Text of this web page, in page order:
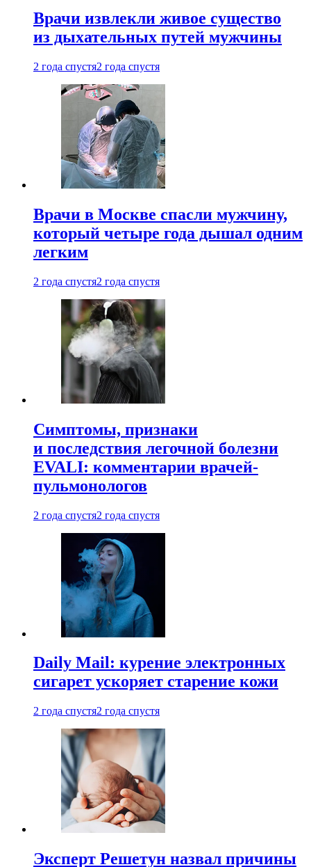
Врачи извлекли живое существо
из дыхательных путей мужчины
2 года спустя2 года спустя
Врачи в Москве спасли мужчину,
который четыре года дышал одним
легким
2 года спустя2 года спустя
Симптомы, признаки
и последствия легочной болезни
EVALI: комментарии врачей-
пульмонологов
2 года спустя2 года спустя
Daily Mail: курение электронных
сигарет ускоряет старение кожи
2 года спустя2 года спустя
Эксперт Решетун назвал причины